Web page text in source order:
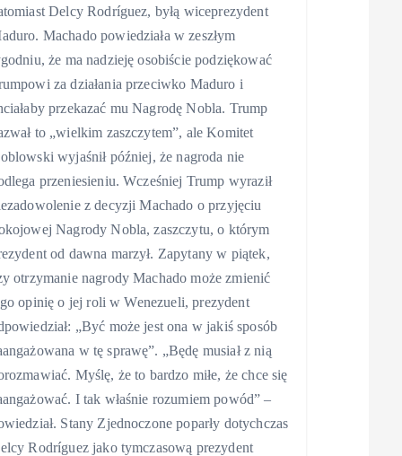
Delcy Rodríguez, byłą wiceprezydent
Machado powiedziała w zeszłym
że ma nadzieję osobiście podziękować
za działania przeciwko Maduro i
przekazać mu Nagrodę Nobla. Trump
to „wielkim zaszczytem”, ale Komitet
wyjaśnił później, że nagroda nie
przeniesieniu. Wcześniej Trump wyraził
z decyzji Machado o przyjęciu
Nagrody Nobla, zaszczytu, o którym
od dawna marzył. Zapytany w piątek,
otrzymanie nagrody Machado może zmienić
opinię o jej roli w Wenezueli, prezydent
„Być może jest ona w jakiś sposób
w tę sprawę”. „Będę musiał z nią
Myślę, że to bardzo miłe, że chce się
I tak właśnie rozumiem powód” –
Stany Zjednoczone poparły dotychczas
Rodríguez jako tymczasową prezydent